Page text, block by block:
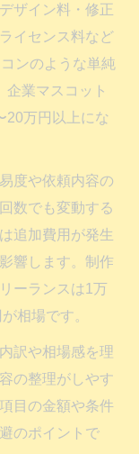
ーの費用比較
参考ポイン
目的の関係を
ー制作費用
ザイン料・修正
イセンス料など
ンのような単純
企業マスコット
20万円以上にな
度や依頼内容の
数でも変動する
追加費用が発生
響します。制作
ーランスは1万
相場です。
訳や相場感を理
の整理がしやす
目の金額や条件
のポイントで